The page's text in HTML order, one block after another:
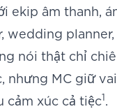
ekip âm thanh,
wedding
nói thật chỉ
nhưng MC giữ
cảm xúc cả tiệc1.